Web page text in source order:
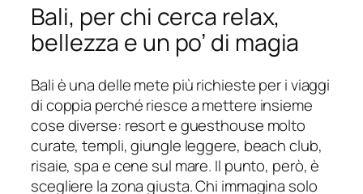
Bali, per chi cerca relax,
bellezza e un po’ di magia
Bali è una delle mete più richieste per i viaggi
di coppia perché riesce a mettere insieme
cose diverse: resort e guesthouse molto
curate, templi, giungle leggere, beach club,
risaie, spa e cene sul mare. Il punto, però, è
scegliere la zona giusta. Chi immagina solo